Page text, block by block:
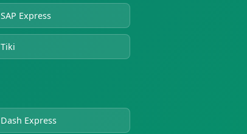
SAP Express
Tiki
Dash Express